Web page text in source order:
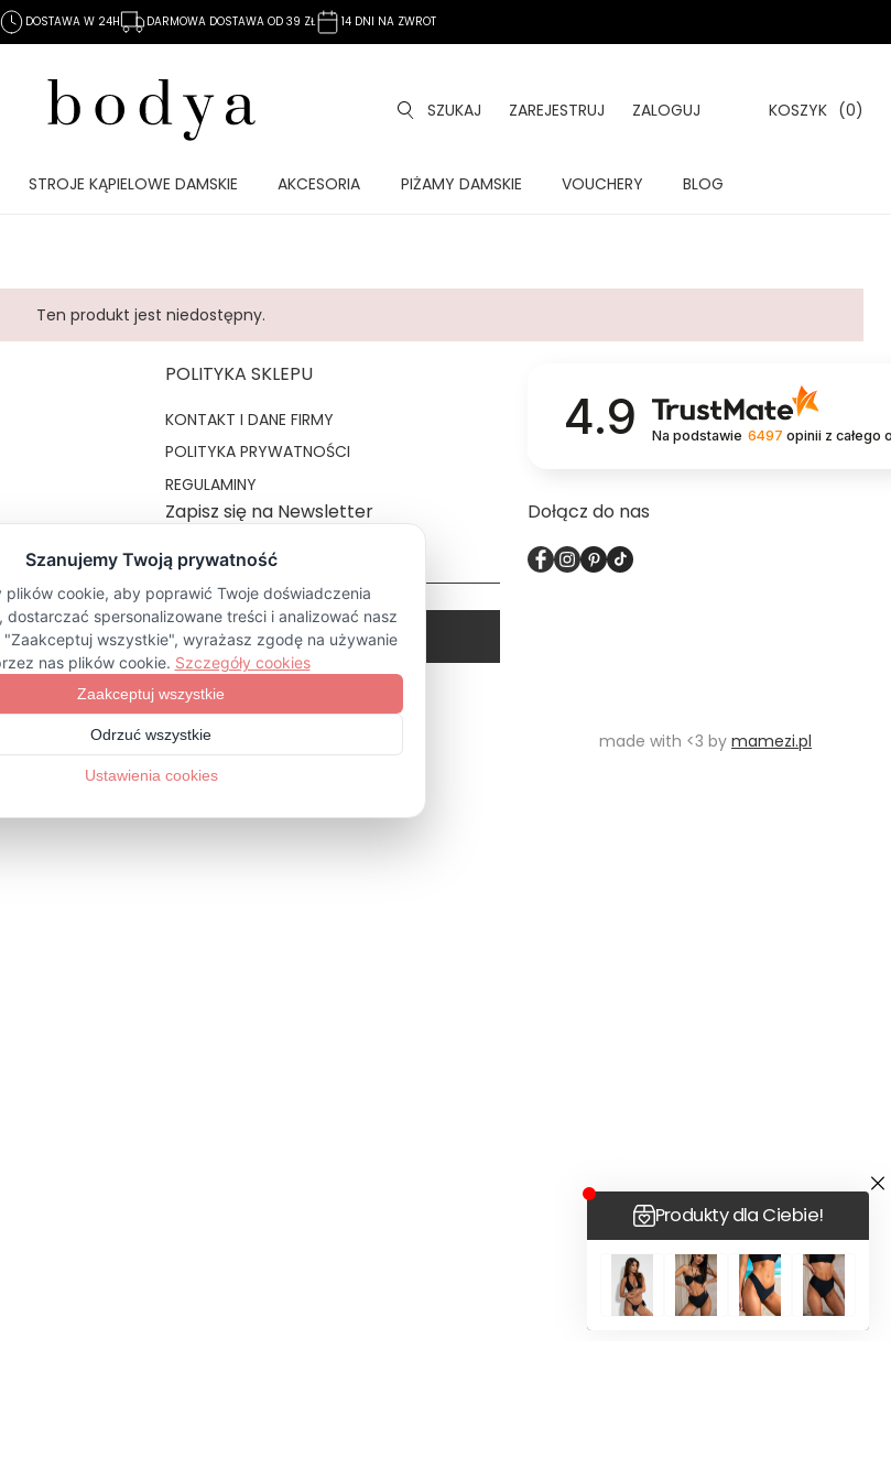
DOSTAWA W 24H DARMOWA DOSTAWA OD 39 ZŁ 14 DNI NA ZWROT
SZUKAJ ZAREJESTRUJ ZALOGUJ KOSZYK (0)
STROJE KĄPIELOWE DAMSKIE AKCESORIA PIŻAMY DAMSKIE VOUCHERY BLOG
Ten produkt jest niedostępny.
POLITYKA SKLEPU
KONTAKT I DANE FIRMY
POLITYKA PRYWATNOŚCI
REGULAMINY
Zapisz się na Newsletter
ZAPISZ SIĘ
4.9 Na podstawie 6497 opinii z całego
Dołącz do nas
Sklep internetowyShoper Premium made with <3 by mamezi.pl